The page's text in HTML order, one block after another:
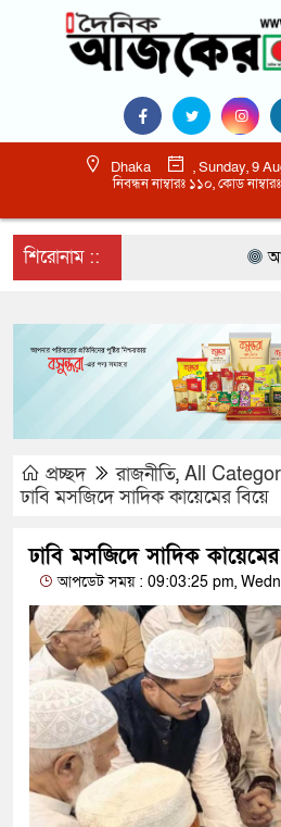
Dhaka
, Sunday, 9
নিবন্ধন নাম্বারঃ ১১০, কোড
শিরোনাম ::
প্রচ্ছদ রাজনীতি, All
ঢাবি মসজিদে সাদিক কায়েমের বিয়ে
ঢাবি মসজিদে সাদিক
আপডেট সময় : 09:03:25 pm,